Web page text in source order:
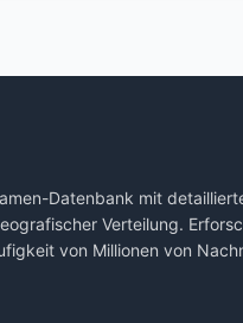
Datenbank mit
Verteilung.
von Millionen von